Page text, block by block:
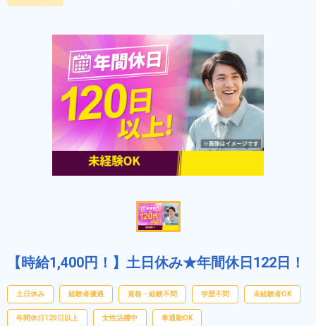
【時給1,400円！】土日休み★年間休日122日！
土日休み 経験者優遇 資格・経験不問 学歴不問 未経験者OK
年間休日120日以上 女性活躍中 車通勤OK